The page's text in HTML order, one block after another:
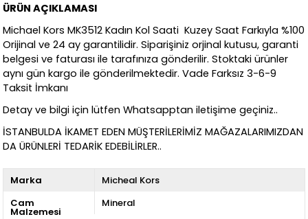
ÜRÜN AÇIKLAMASI
Michael Kors MK3512 Kadın Kol Saati Kuzey Saat Farkıyla %100
Orijinal ve 24 ay garantilidir. Siparişiniz orjinal kutusu, garanti
belgesi ve faturası ile tarafınıza gönderilir. Stoktaki ürünler
aynı gün kargo ile gönderilmektedir. Vade Farksız 3-6-9
Taksit İmkanı
Detay ve bilgi için lütfen Whatsapptan iletişime geçiniz..
İSTANBULDA İKAMET EDEN MÜŞTERİLERİMİZ MAĞAZALARIMIZDAN
DA ÜRÜNLERİ TEDARİK EDEBİLİRLER..
Marka
Micheal Kors
Cam
Malzemesi
Mineral